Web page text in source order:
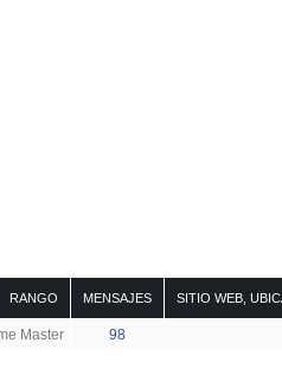
RANGO MENSAJES SITIO WEB
Master 98